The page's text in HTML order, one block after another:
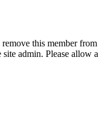
this member from
admin. Please allow a